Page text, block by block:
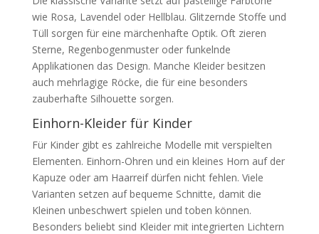
wie Rosa, Lavendel oder Hellblau. Glitzernde Stoffe und
Tüll sorgen für eine märchenhafte Optik. Oft zieren
Sterne, Regenbogenmuster oder funkelnde
Applikationen das Design. Manche Kleider besitzen
auch mehrlagige Röcke, die für eine besonders
zauberhafte Silhouette sorgen.
Einhorn-Kleider für Kinder
Für Kinder gibt es zahlreiche Modelle mit verspielten
Elementen. Einhorn-Ohren und ein kleines Horn auf der
Kapuze oder am Haarreif dürfen nicht fehlen. Viele
Varianten setzen auf bequeme Schnitte, damit die
Kleinen unbeschwert spielen und toben können.
Besonders beliebt sind Kleider mit integrierten Lichtern